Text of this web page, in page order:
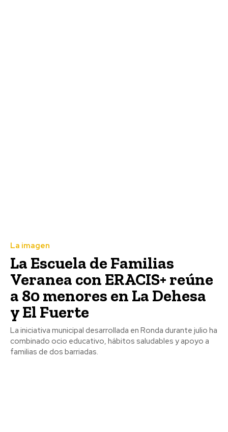
La imagen
La Escuela de Familias
Veranea con ERACIS+ reúne
a 80 menores en La Dehesa
y El Fuerte
La iniciativa municipal desarrollada en Ronda durante julio ha
combinado ocio educativo, hábitos saludables y apoyo a
familias de dos barriadas.